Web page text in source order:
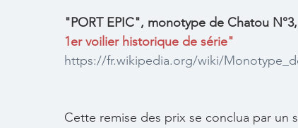
"PORT EPIC", monotype de Chatou
1er voilier historique de série"
https://fr.wikipedia.org/wiki/
Cette remise des prix se conclua par un